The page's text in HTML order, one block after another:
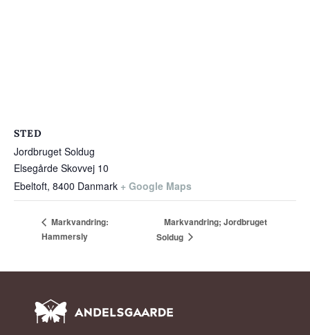
STED
Jordbruget Soldug
Elsegårde Skovvej 10
Ebeltoft, 8400 Danmark + Google Maps
Markvandring:
Hammersly
Markvandring; Jordbruget
Soldug